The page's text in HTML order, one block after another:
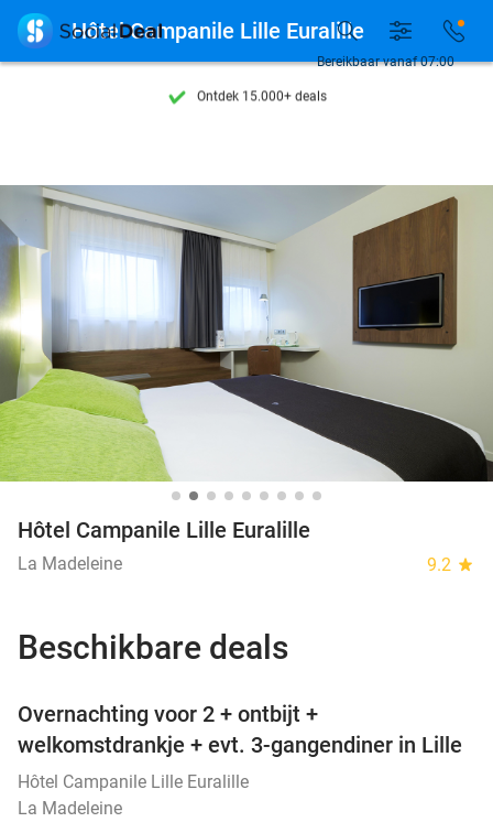
Ontdek 15.000+ deals
10+ miljoen leden
9,4 op basis van 205.790 reviews
Ontdek 15.000+ deals
7 dagen per week beschikbaar
10+ miljoen leden
Bereikbaar vanaf 07:00
 Hôtel Campanile Lille Euralille
Hôtel Campanile Lille Euralille
La Madeleine 9.2 star
Beschikbare deals
Overnachting voor 2 + ontbijt +
welkomstdrankje + evt. 3-gangendiner in Lille
Hôtel Campanile Lille Euralille
La Madeleine